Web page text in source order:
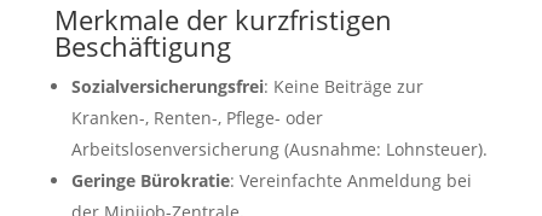
Merkmale der kurzfristigen
Beschäftigung
Sozialversicherungsfrei: Keine Beiträge zur
Kranken-, Renten-, Pflege- oder
Arbeitslosenversicherung (Ausnahme: Lohnsteuer).
Geringe Bürokratie: Vereinfachte Anmeldung bei